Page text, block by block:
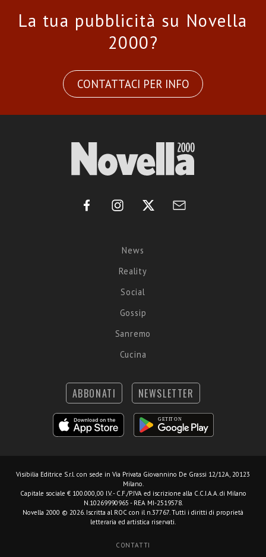
La tua pubblicità su Novella
2000?
CONTATTACI PER INFO
News
Reality
Social
Gossip
Sanremo
Cucina
ABBONATI NEWSLETTER
Visibilia Editrice S.r.l. con sede in Via Privata Giovannino De Grassi 12/12A, 20123
Milano.
Capitale sociale € 100.000,00 I.V. - C.F./P.IVA ed iscrizione alla C.C.I.A.A. di Milano
N.10269990965 - REA MI-2519578.
Novella 2000 © 2026. Iscritta al ROC con il n.37767. Tutti i diritti di proprietà
letteraria ed artistica riservati.
CONTATTI